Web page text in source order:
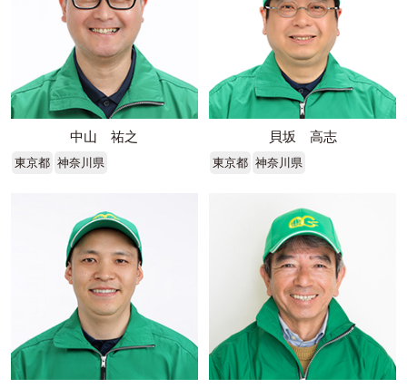
中山 祐之
東京都 神奈川県
貝坂 高志
東京都 神奈川県